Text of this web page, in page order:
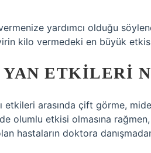
yardımcı olduğu
kilo vermedeki en büyük
ETKILERI
etkileri arasında çift görme,
olumlu etkisi olmasına
hastaların doktora